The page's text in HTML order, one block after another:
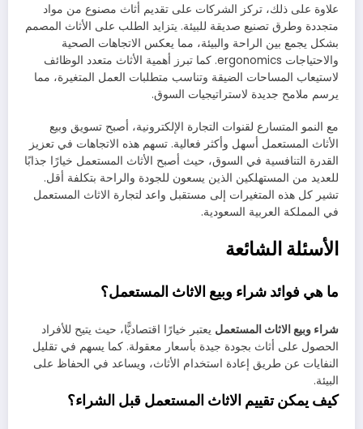
علاوة على ذلك، تركز الشركات على تقديم أثاث مصنوع من مواد
متجددة وطرق تصنيع صديقة للبيئة. يتزايد الطلب على الأثاث المصمم
بشكل يجمع بين الراحة والبيئة، مما يعكس الاتجاهات الصحية
والاحتياجات ergonomics. كما تبرز أهمية الأثاث متعدد الوظائف
لاستيعاب المساحات الضيقة وتناسب متطلبات العمل المتغيرة، مما
يرسم ملامح جديدة لاستراتيجيات السوق.
مع النمو المتسارع لقنوات التجارة الإلكترونية، أصبح تسويق وبيع
الأثاث المستعمل أسهل وأكثر فعالية. تسهم هذه الاتجاهات في تعزيز
القدرة التنافسية في السوق، حيث أصبح الأثاث المستعمل خيارًا جذابًا
للعديد من المستهلكين الذين يسعون للجودة والراحة بتكلفة أقل.
تشير كل هذه المتغيرات إلى مستقبل واعد لتجارة الاثاث المستعمل
في المملكة العربية السعودية.
الأسئلة الشائعة
ما هي فوائد شراء وبيع الاثاث المستعمل؟
شراء وبيع الاثاث المستعمل يعتبر خيارًا اقتصاديًّا، حيث يتيح للأفراد
الحصول على أثاث بجودة جيدة بأسعار معقولة. كما يسهم في تقليل
النفايات عن طريق إعادة استخدام الأثاث، ويساعد في الحفاظ على
البيئة.
كيف يمكن تقييم الاثاث المستعمل قبل الشراء؟